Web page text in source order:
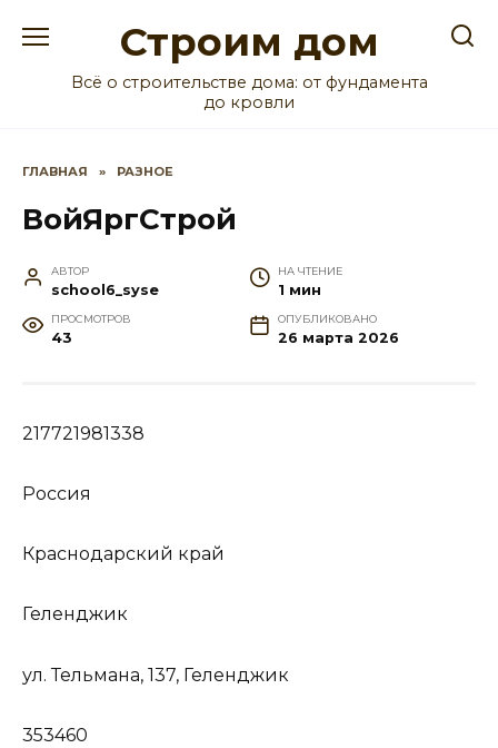
Строим дом
Всё о строительстве дома: от фундамента
до кровли
ГЛАВНАЯ » РАЗНОЕ
ВойЯргСтрой
АВТОР
school6_syse
НА ЧТЕНИЕ
1 мин
ПРОСМОТРОВ
43
ОПУБЛИКОВАНО
26 марта 2026
217721981338
Россия
Краснодарский край
Геленджик
ул. Тельмана, 137, Геленджик
353460